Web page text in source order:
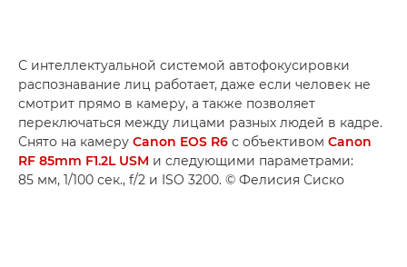
С интеллектуальной системой автофокусировки
распознавание лиц работает, даже если человек не
смотрит прямо в камеру, а также позволяет
переключаться между лицами разных людей в кадре.
Снято на камеру Canon EOS R6 с объективом Canon
RF 85mm F1.2L USM и следующими параметрами:
85 мм, 1/100 сек., f/2 и ISO 3200. © Фелисия Сиско